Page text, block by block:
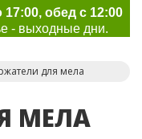
17:00, обед с 12:00
- выходные дни.
для мела
МЕЛА